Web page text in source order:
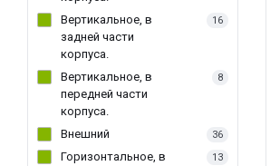
Вертикальное, в
задней части
корпуса.
16
Вертикальное, в
передней части
корпуса.
8
Внешний 36
Горизонтальное, в
13